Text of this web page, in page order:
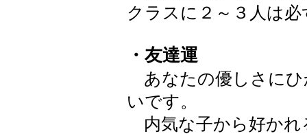
クラスに２～３人は
・友達運
あなたの優しさにひ
いです。
内気な子から好かれ